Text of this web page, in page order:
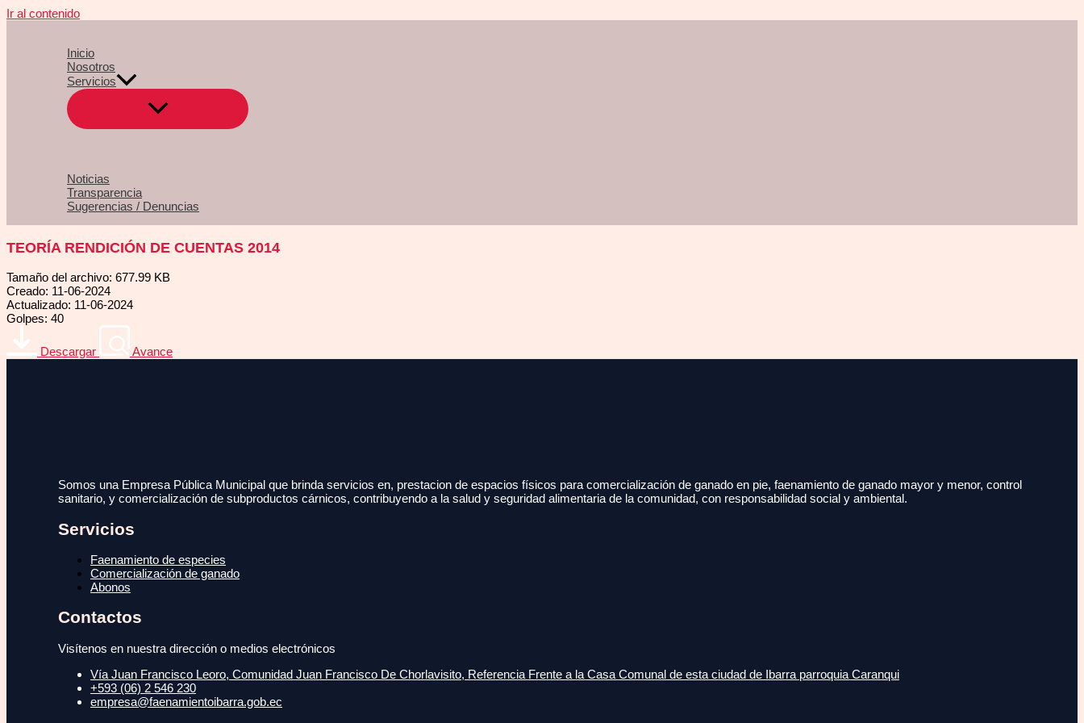
Ir al contenido
Inicio
Nosotros
Servicios
Noticias
Transparencia
Sugerencias / Denuncias
TEORÍA RENDICIÓN DE CUENTAS 2014
Tamaño del archivo: 677.99 KB
Creado: 11-06-2024
Actualizado: 11-06-2024
Golpes: 40
Descargar Avance
Somos una Empresa Pública Municipal que brinda servicios en, prestacion de espacios físicos para comercialización de ganado en pie, faenamiento de ganado mayor y menor, control
sanitario, y comercialización de subproductos cárnicos, contribuyendo a la salud y seguridad alimentaria de la comunidad, con responsabilidad social y ambiental.
Servicios
Faenamiento de especies
Comercialización de ganado
Abonos
Contactos
Visítenos en nuestra dirección o medios electrónicos
Vía Juan Francisco Leoro, Comunidad Juan Francisco De Chorlavisito, Referencia Frente a la Casa Comunal de esta ciudad de Ibarra parroquia Caranqui
+593 (06) 2 546 230
empresa@faenamientoibarra.gob.ec